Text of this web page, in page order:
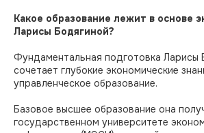
Какое образование лежит в основе
Ларисы Бодягиной?
Фундаментальная подготовка Ларисы
сочетает глубокие экономические
управленческое образование.
Базовое высшее образование она
государственном университете